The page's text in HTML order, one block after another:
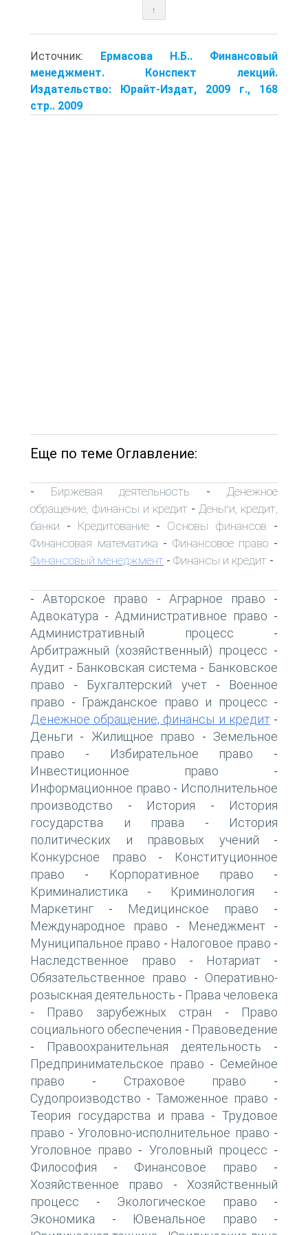
↑
Источник: Ермасова Н.Б.. Финансовый
менеджмент. Конспект лекций.
Издательство: Юрайт-Издат, 2009 г., 168
стр.. 2009
Еще по теме Оглавление:
- Биржевая деятельность - Денежное
обращение, финансы и кредит - Деньги, кредит,
банки - Кредитование - Основы финансов -
Финансовая математика - Финансовое право -
Финансовый менеджмент - Финансы и кредит -
-Авторское право - Аграрное право -
Адвокатура - Административное право -
Административный процесс -
Арбитражный (хозяйственный) процесс -
Аудит - Банковская система - Банковское
право - Бухгалтерский учет-
Военное
право - Гражданское право и процесс -
Денежное обращение, финансы и кредит-
Деньги - Жилищное право - Земельное
право - Избирательное право -
Инвестиционное право -
Информационное право - Исполнительное
производство - История -
История
государства и права -
История
политических и правовых учений -
Конкурсное право -
Конституционное
право - Корпоративное право -
Криминалистика - Криминология -
Маркетинг - Медицинское право -
Международное право - Менеджмент -
Муниципальное право - Налоговое право -
Наследственное право - Нотариат -
Обязательственное право - Оперативно-
розыскная деятельность - Права человека
- Право зарубежных стран -
Право
социального обеспечения - Правоведение
- Правоохранительная деятельность -
Предпринимательское право - Семейное
право - Страховое право -
Судопроизводство - Таможенное право -
Теория государства и права -Трудовое
право - Уголовно-исполнительное право -
Уголовное право - Уголовный процесс -
Философия - Финансовое право -
Хозяйственное право - Хозяйственный
процесс - Экологическое право -
Экономика - Ювенальное право -